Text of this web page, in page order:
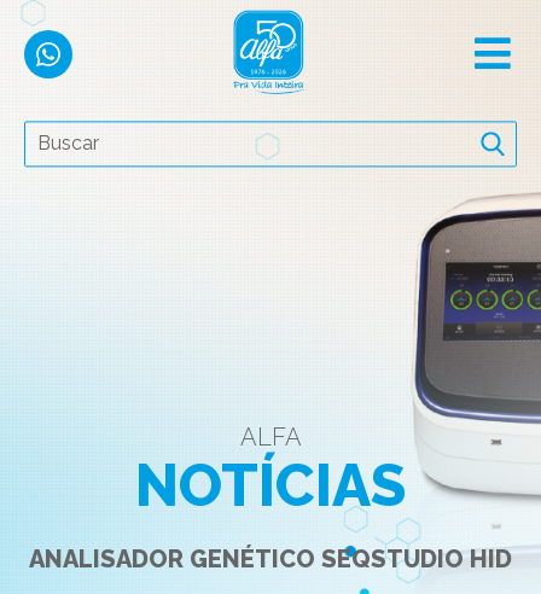
ALFA
NOTÍCIAS
ANALISADOR GENÉTICO SEQSTUDIO HID